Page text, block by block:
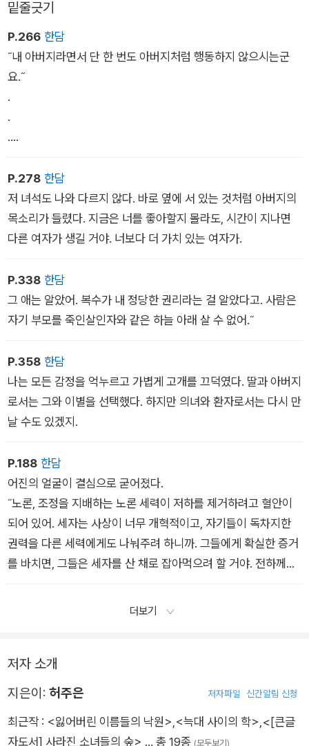
끼게 된다. 풋풋한 사랑의 기운이 감도는 가운데, 어진과 손을 잡
게 된 현은 살인 사건의 유력한 용의자인 사도세자를 중심으로 사
건을 파헤치기 시작한다.
이야기가 이토록 큰 관심을 받을 수 있는 시대에 산다는 것이 정
말 자랑스럽습니다.
- 한국 독자들에게
밑줄긋기
P.266 한담
˝내 아버지라면서 단 한 번도 아버지처럼 행동하지 않으시는군
요.˝
.
.
.
˝그런데 저는 왜 당신의 딸처럼 행동해야 하죠?˝
P.278 한담
저 녀석도 나와 다르지 않다. 바로 옆에 서 있는 것처럼 아버지의
목소리가 들렸다. 지금은 너를 좋아할지 몰라도, 시간이 지나면
다른 여자가 생길 거야. 너보다 더 가치 있는 여자가.
P.338 한담
그 애는 알았어. 복수가 내 정당한 권리라는 걸 알았다고. 사람은
자기 부모를 죽인살인자와 같은 하늘 아래 살 수 없어.˝
P.358 한담
나는 모든 감정을 억누르고 가볍게 고개를 끄덕였다. 딸과 아버지
로서는 그와 이별을 선택했다. 하지만 의녀와 환자로서는 다시 만
날 수도 있겠지.
P.188 한담
어진의 얼굴이 결심으로 굳어졌다.
˝노론, 조정을 지배하는 노론 세력이 저하를 제거하려고 혈안이
되어 있어. 세자는 사상이 너무 개혁적이고, 자기들이 독차지한
권력을 다른 세력에게도 나눠주려 하니까. 그들에게 확실한 증거
를 바치면, 그들은 세자를 산 채로 잡아먹으려 할 거야. 전하께서
아들을 버리게 하려면, 전하 주변에 있는 사람들을 움직여야 해.˝
더보기
저자 소개
지은이: 허주은 저자파일 신간알림 신청
최근작 : <잃어버린 이름들의 낙원> <늑대 사이의 학> <[큰글
자도서] 사라진 소녀들의 숲> … 총 19종 (모두보기)